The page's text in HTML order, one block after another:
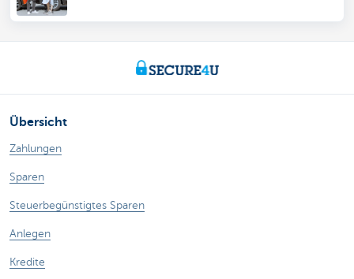
Übersicht
Zahlungen
Sparen
Steuerbegünstigtes Sparen
Anlegen
Kredite